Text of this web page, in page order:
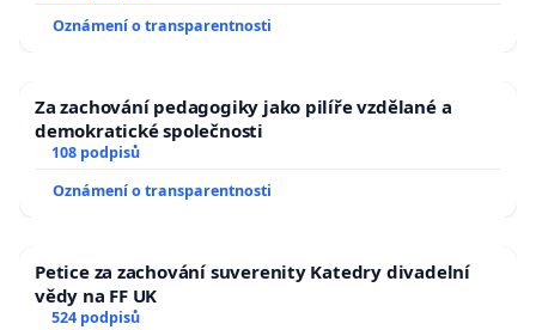
Oznámení o transparentnosti
Za zachování pedagogiky jako pilíře vzdělané a
demokratické společnosti
108 podpisů
Oznámení o transparentnosti
Petice za zachování suverenity Katedry divadelní
vědy na FF UK
524 podpisů